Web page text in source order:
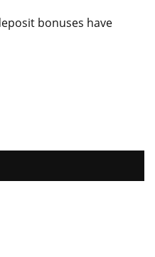
bonuses have